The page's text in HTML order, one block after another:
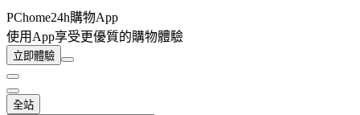
PChome24h購物App
使用App享受更優質的購物體驗
立即體驗
全站